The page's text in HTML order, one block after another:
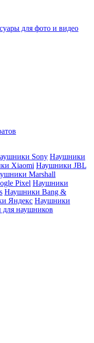
для фото и видео
Sony Наушники
Xiaomi Наушники JBL
Marshall
Pixel Наушники
Наушники Bang &
Яндекс Наушники
для наушников